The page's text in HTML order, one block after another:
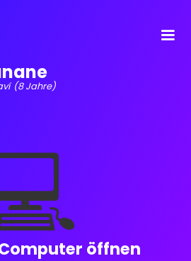
(8 Jahre)
öffnen